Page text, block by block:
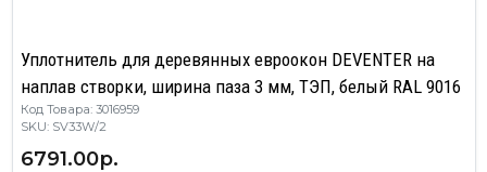
Уплотнитель для деревянных евроокон DEVENTER на
наплав створки, ширина паза 3 мм, ТЭП, белый RAL 9016
Код Товара: 3016959
SKU: SV33W/2
6791.00р.